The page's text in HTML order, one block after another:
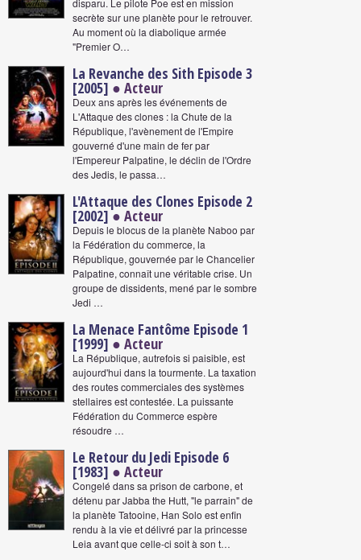
disparu. Le pilote Poe est en mission
secrète sur une planète pour le retrouver.
Au moment où la diabolique armée
"Premier O…
La Revanche des Sith Episode 3
[2005] ● Acteur
Deux ans après les événements de
L'Attaque des clones : la Chute de la
République, l'avènement de l'Empire
gouverné d'une main de fer par
l'Empereur Palpatine, le déclin de l'Ordre
des Jedis, le passa…
L'Attaque des Clones Episode 2
[2002]● Acteur
Depuis le blocus de la planète Naboo par
la Fédération du commerce, la
République, gouvernée par le Chancelier
Palpatine, connaît une véritable crise. Un
groupe de dissidents, mené par le sombre
Jedi …
La Menace Fantôme Episode 1
[1999] ● Acteur
La République, autrefois si paisible, est
aujourd'hui dans la tourmente. La taxation
des routes commerciales des systèmes
stellaires est contestée. La puissante
Fédération du Commerce espère
résoudre …
Le Retour du Jedi Episode 6
[1983] ● Acteur
Congelé dans sa prison de carbone, et
détenu par Jabba the Hutt, "le parrain" de
la planète Tatooine, Han Solo est enfin
rendu à la vie et délivré par la princesse
Leia avant que celle-ci soit à son t…